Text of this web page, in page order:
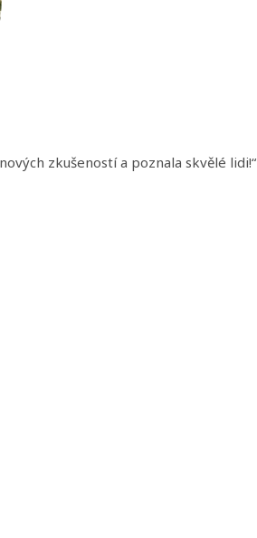
zkušeností a poznala skvělé lidi!“